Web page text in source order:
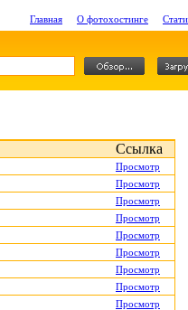
Главная О фотохостинге
Ссылка
Просмотр
Просмотр
Просмотр
Просмотр
Просмотр
Просмотр
Просмотр
Просмотр
Просмотр